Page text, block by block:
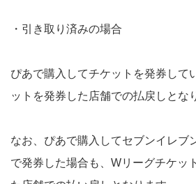
・引き取り済みの場合
ぴあで購入してチケットを発券して
ットを発券した店舗での払戻しとな
なお、ぴあで購入してセブンイレブ
で発券した場合も、Wリーグチケッ